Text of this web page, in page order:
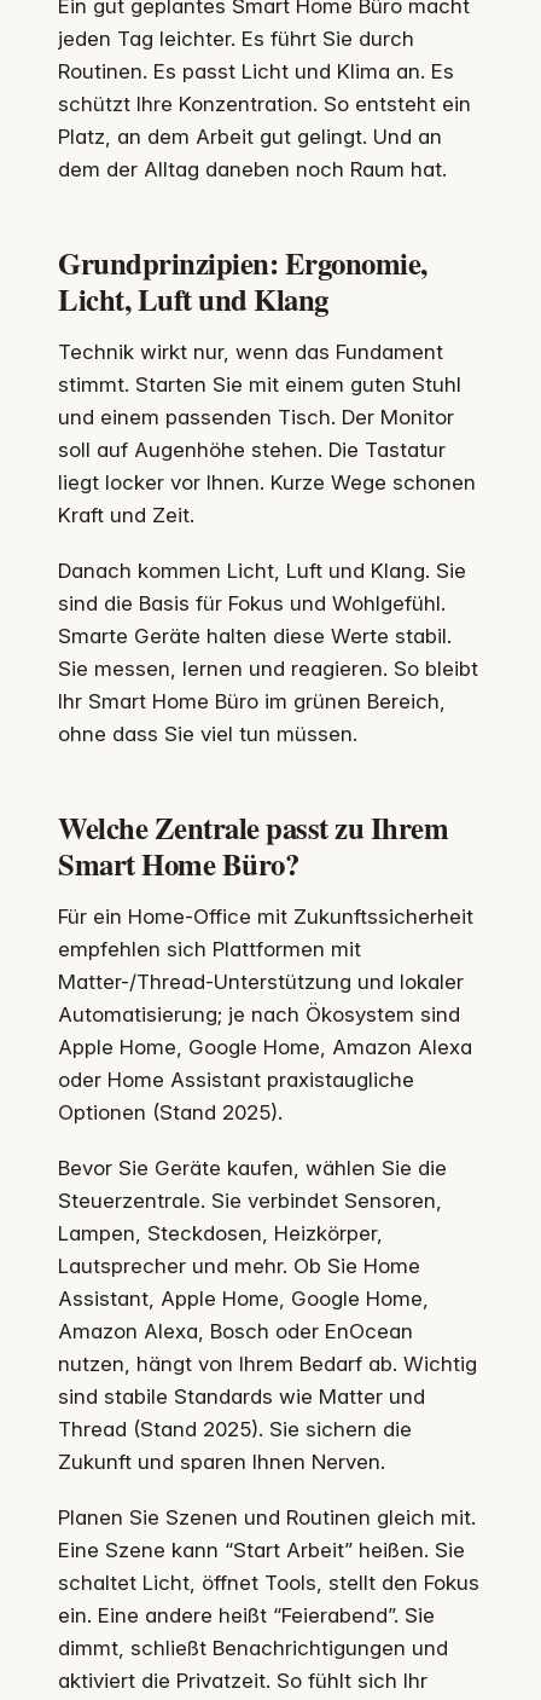
Ein gut geplantes Smart Home Büro macht
jeden Tag leichter. Es führt Sie durch
Routinen. Es passt Licht und Klima an. Es
schützt Ihre Konzentration. So entsteht ein
Platz, an dem Arbeit gut gelingt. Und an
dem der Alltag daneben noch Raum hat.
Grundprinzipien: Ergonomie,
Licht, Luft und Klang
Technik wirkt nur, wenn das Fundament
stimmt. Starten Sie mit einem guten Stuhl
und einem passenden Tisch. Der Monitor
soll auf Augenhöhe stehen. Die Tastatur
liegt locker vor Ihnen. Kurze Wege schonen
Kraft und Zeit.
Danach kommen Licht, Luft und Klang. Sie
sind die Basis für Fokus und Wohlgefühl.
Smarte Geräte halten diese Werte stabil.
Sie messen, lernen und reagieren. So bleibt
Ihr Smart Home Büro im grünen Bereich,
ohne dass Sie viel tun müssen.
Welche Zentrale passt zu Ihrem
Smart Home Büro?
Für ein Home-Office mit Zukunftssicherheit
empfehlen sich Plattformen mit
Matter-/Thread-Unterstützung und lokaler
Automatisierung; je nach Ökosystem sind
Apple Home, Google Home, Amazon Alexa
oder Home Assistant praxistaugliche
Optionen (Stand 2025).
Bevor Sie Geräte kaufen, wählen Sie die
Steuerzentrale. Sie verbindet Sensoren,
Lampen, Steckdosen, Heizkörper,
Lautsprecher und mehr. Ob Sie Home
Assistant, Apple Home, Google Home,
Amazon Alexa, Bosch oder EnOcean
nutzen, hängt von Ihrem Bedarf ab. Wichtig
sind stabile Standards wie Matter und
Thread (Stand 2025). Sie sichern die
Zukunft und sparen Ihnen Nerven.
Planen Sie Szenen und Routinen gleich mit.
Eine Szene kann “Start Arbeit” heißen. Sie
schaltet Licht, öffnet Tools, stellt den Fokus
ein. Eine andere heißt “Feierabend”. Sie
dimmt, schließt Benachrichtigungen und
aktiviert die Privatzeit. So fühlt sich Ihr